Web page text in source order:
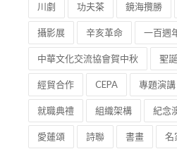
川劇 功夫茶 鏡海攬勝
攝影展 辛亥革命 一百週
中華文化交流協會賀中秋 聖
經貿合作 CEPA 專題演講
就職典禮 組織架構 紀念
愛蓮頌 詩聯 書畫 名